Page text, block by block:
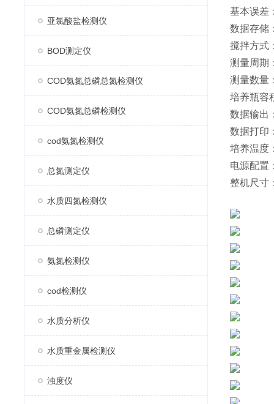
亚氯酸盐检测仪
BOD测定仪
COD氨氮总磷总氮检测仪
COD氨氮总磷检测仪
cod氨氮检测仪
总氮测定仪
水质四氮检测仪
总磷测定仪
氨氮检测仪
cod检测仪
水质分析仪
水质重金属检测仪
浊度仪
基本误差
数据存储
搅拌方式
测量周期
测量数量
培养瓶容
数据输出
数据打印
培养温度
电源配置
整机尺寸